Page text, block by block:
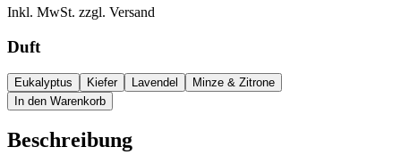
Inkl. MwSt. zzgl. Versand
Duft
Eukalyptus Kiefer Lavendel
Minze & Zitrone
In den Warenkorb
Beschreibung